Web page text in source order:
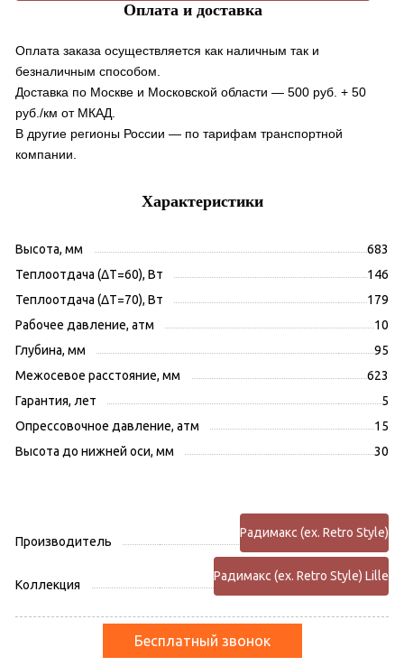
Оплата и доставка
Оплата заказа осуществляется как наличным так и
безналичным способом.
Доставка по Москве и Московской области — 500 руб. + 50
руб./км от МКАД.
В другие регионы России — по тарифам транспортной
компании.
Характеристики
Высота, мм
683
Теплоотдача (ΔT=60), Вт
146
Теплоотдача (ΔT=70), Вт
179
Рабочее давление, атм
10
Глубина, мм
95
Межосевое расстояние, мм
623
Гарантия, лет
5
Опрессовочное давление, атм
15
Высота до нижней оси, мм
30
Производитель
Радимакс (ex. Retro Style)
Коллекция
Радимакс (ex. Retro Style) Lille
Бесплатный звонок